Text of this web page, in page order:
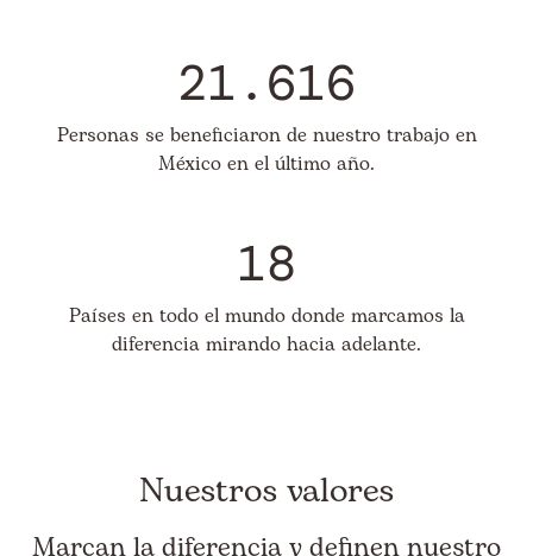
21.616
Personas se beneficiaron de nuestro trabajo en
México en el último año.
18
Países en todo el mundo donde marcamos la
diferencia mirando hacia adelante.
Nuestros valores